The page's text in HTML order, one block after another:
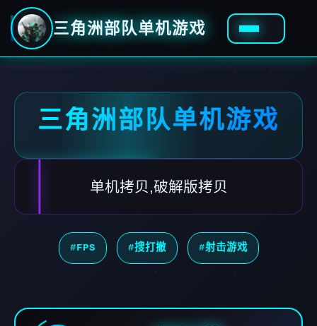
三角洲部队单机游戏
三角洲部队单机游戏
单机拷贝,破解版拷贝
#FPS #搜打撤 #射击游戏